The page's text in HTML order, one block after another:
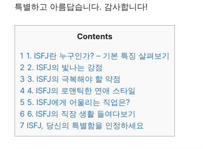
특별하고 아름답습니다. 감사합니다!
Contents
1 1. ISFJ란 누구인가? – 기본 특징 살펴보기
2 2. ISFJ의 빛나는 강점
3 3. ISFJ의 극복해야 할 약점
4 4. ISFJ의 로맨틱한 연애 스타일
5 5. ISFJ에게 어울리는 직업은?
6 6. ISFJ의 직장 생활 들여다보기
7 ISFJ, 당신의 특별함을 인정하세요